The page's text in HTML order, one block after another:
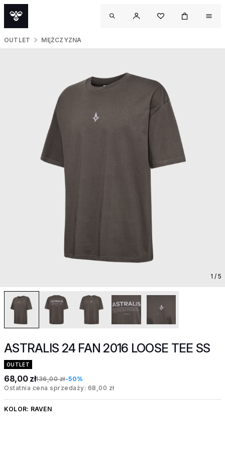
OUTLET MĘŻCZYZNA
1 / 5
ASTRALIS 24 FAN 2016 LOOSE TEE SS
OUTLET
68,00 zł136,00 zł-50%
Ostatnia cena sprzedaży: 68,00 zł
KOLOR: RAVEN